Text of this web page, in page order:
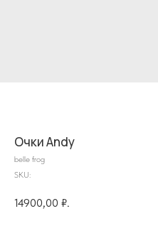
Очки Andy
belle frog
SKU:
14900,00 ₽.